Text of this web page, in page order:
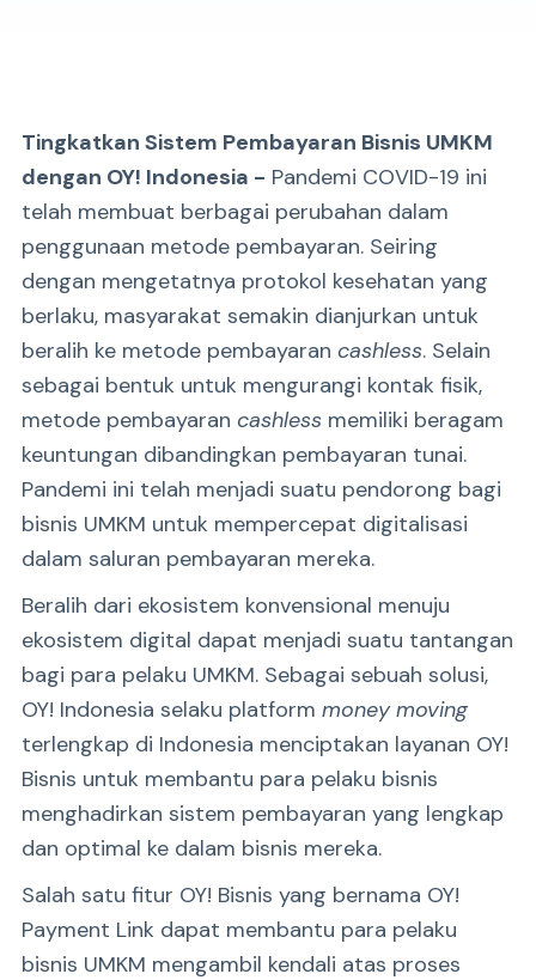
Tingkatkan Sistem Pembayaran Bisnis UMKM
dengan OY! Indonesia - Pandemi COVID-19 ini
telah membuat berbagai perubahan dalam
penggunaan metode pembayaran. Seiring
dengan mengetatnya protokol kesehatan yang
berlaku, masyarakat semakin dianjurkan untuk
beralih ke metode pembayaran cashless. Selain
sebagai bentuk untuk mengurangi kontak fisik,
metode pembayaran cashless memiliki beragam
keuntungan dibandingkan pembayaran tunai.
Pandemi ini telah menjadi suatu pendorong bagi
bisnis UMKM untuk mempercepat digitalisasi
dalam saluran pembayaran mereka.
Beralih dari ekosistem konvensional menuju
ekosistem digital dapat menjadi suatu tantangan
bagi para pelaku UMKM. Sebagai sebuah solusi,
OY! Indonesia selaku platform money moving
terlengkap di Indonesia menciptakan layanan OY!
Bisnis untuk membantu para pelaku bisnis
menghadirkan sistem pembayaran yang lengkap
dan optimal ke dalam bisnis mereka.
Salah satu fitur OY! Bisnis yang bernama OY!
Payment Link dapat membantu para pelaku
bisnis UMKM mengambil kendali atas proses